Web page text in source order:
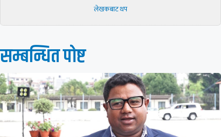
लेखकबाट थप
सम्बन्धित पाेष्ट